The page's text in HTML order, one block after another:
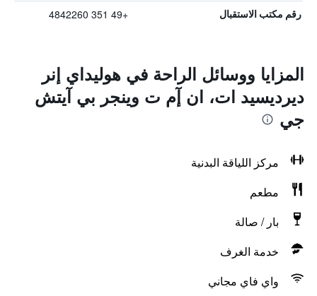
رقم مكتب الاستقبال +49 351 4842260
المزايا ووسائل الراحة في هوليداي إنر
ديرديسيد ات، ان إٓم ت وينجر بي آيتش
جي
مركز اللياقة البدنية
مطعم
بار / صالة
خدمة الغرف
واي فاي مجاني